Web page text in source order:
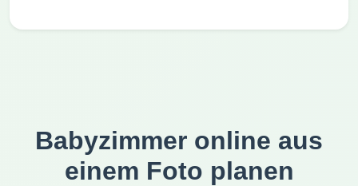
Babyzimmer online aus
einem Foto planen